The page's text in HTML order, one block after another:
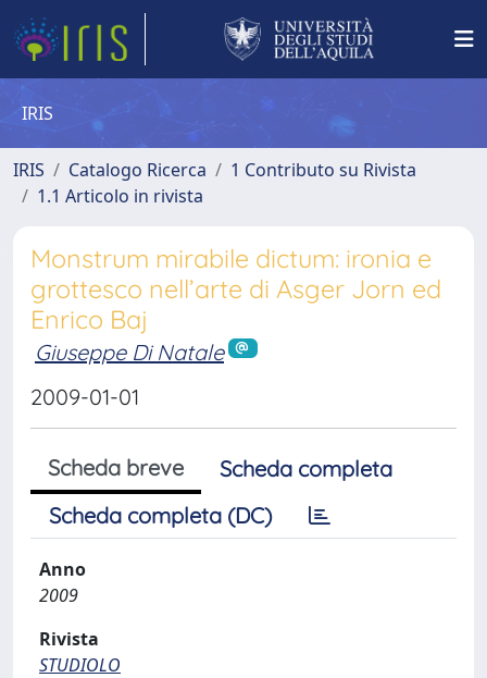
IRIS
IRIS Catalogo Ricerca
1 Contributo su Rivista
1.1 Articolo in rivista
Monstrum mirabile dictum: ironia e
grottesco nell’arte di Asger Jorn ed
Enrico Baj
Giuseppe Di Natale
2009-01-01
Scheda breve
Scheda completa
Scheda completa (DC)
Anno
2009
Rivista
STUDIOLO